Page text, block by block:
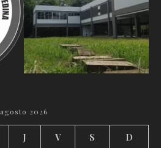
agosto 2026
J V S
D